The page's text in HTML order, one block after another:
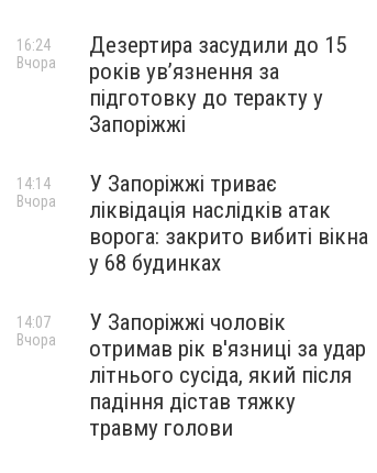
Дезертира засудили до 15
років увʼязнення за
підготовку до теракту у
Запоріжжі
16:24
Вчора
У Запоріжжі триває
ліквідація наслідків атак
ворога: закрито вибиті вікна
у 68 будинках
14:14
Вчора
У Запоріжжі чоловік
отримав рік в'язниці за удар
літнього сусіда, який після
падіння дістав тяжку
травму голови
14:07
Вчора